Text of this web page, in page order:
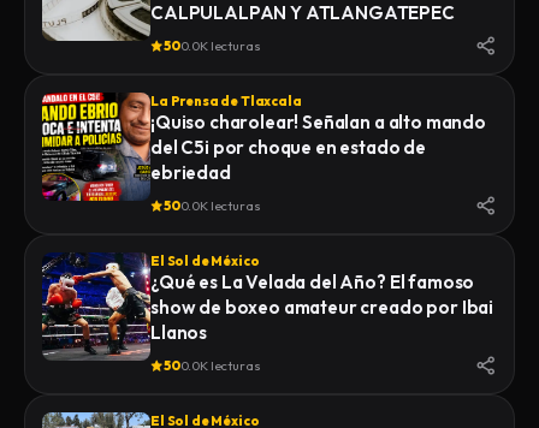
CALPULALPAN Y ATLANGATEPEC
500.0K lecturas
La Prensa de Tlaxcala
¡Quiso charolear! Señalan a alto mando
del C5i por choque en estado de
ebriedad
500.0K lecturas
El Sol de México
¿Qué es La Velada del Año? El famoso
show de boxeo amateur creado por Ibai
Llanos
500.0K lecturas
El Sol de México